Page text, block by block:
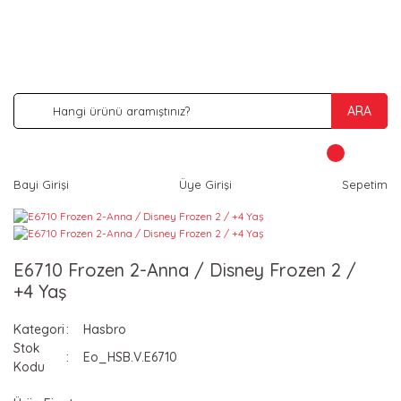
ARA
Bayi Girişi Üye Girişi Sepetim
E6710 Frozen 2-Anna / Disney Frozen 2 /
+4 Yaş
Kategori
Hasbro
Stok
Kodu
Eo_HSB.V.E6710